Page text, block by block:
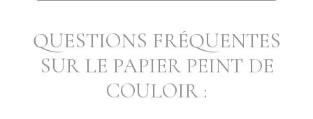
QUESTIONS FRÉQUENTES
SUR LE PAPIER PEINT DE
COULOIR :